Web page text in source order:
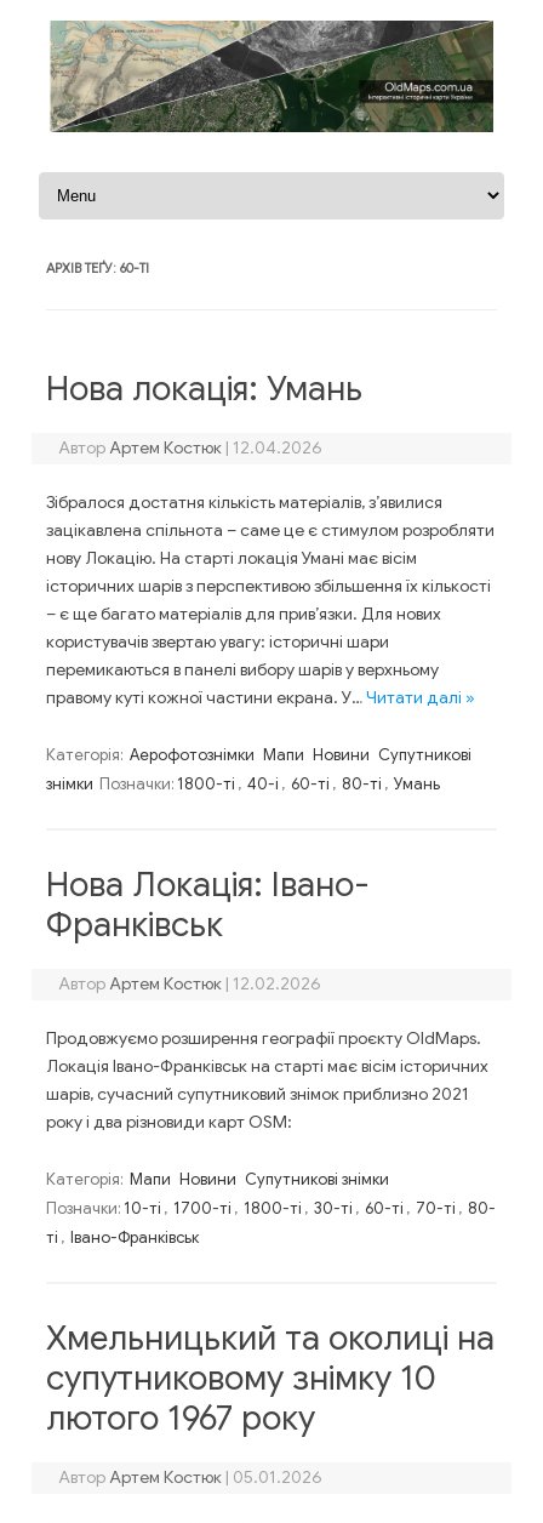
Перейти до контенту
АРХІВ ТЕҐУ: 60-ТІ
Нова локація: Умань
Автор Артем Костюк | 12.04.2026
Зібралося достатня кількість матеріалів, з’явилися
зацікавлена спільнота – саме це є стимулом розробляти
нову Локацію. На старті локація Умані має вісім
історичних шарів з перспективою збільшення їх кількості
– є ще багато матеріалів для прив’язки. Для нових
користувачів звертаю увагу: історичні шари
перемикаються в панелі вибору шарів у верхньому
правому куті кожної частини екрана. У…Читати далі »
Категорія: Аерофотознімки Мапи Новини Супутникові
знімки Позначки: 1800-ті , 40-і , 60-ті , 80-ті , Умань
Нова Локація: Івано-
Франківськ
Автор Артем Костюк | 12.02.2026
Продовжуємо розширення географії проєкту OldMaps.
Локація Івано-Франківськ на старті має вісім історичних
шарів, сучасний супутниковий знімок приблизно 2021
року і два різновиди карт OSM:
Категорія: Мапи Новини Супутникові знімки
Позначки: 10-ті , 1700-ті , 1800-ті , 30-ті , 60-ті , 70-ті , 80-
ті , Івано-Франківськ
Хмельницький та околиці на
супутниковому знімку 10
лютого 1967 року
Автор Артем Костюк | 05.01.2026